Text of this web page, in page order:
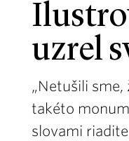
uzrel
„Netušili
takéto
slovami